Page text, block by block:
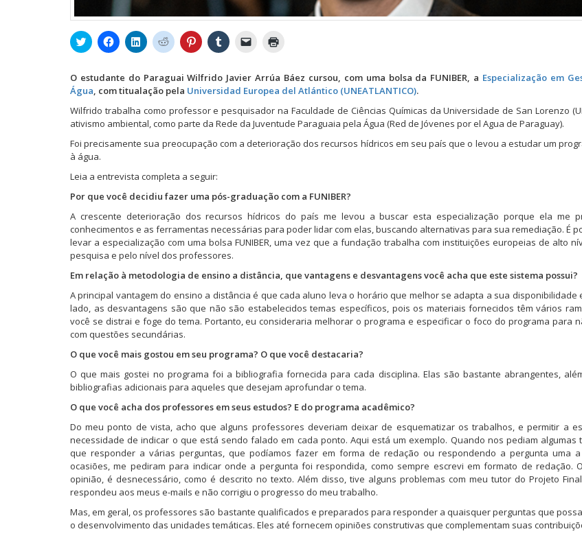
C
l
u
e
p
r
a
c
m
p
a
r
l
a
r
n
o
T
w
i
t
e
r
(
a
b
e
e
m
n
o
a
a
n
e
a
)
C
l
u
e
p
r
a
c
m
r
t
l
a
r
n
o
F
a
c
e
o
o
k
(
a
r
e
e
m
n
v
j
a
n
e
l
a
C
l
u
e
p
r
a
c
m
r
t
l
a
r
n
o
L
n
k
d
I
n
(
a
r
e
e
m
n
v
j
a
n
e
l
a
)
C
l
u
e
p
r
a
c
m
r
t
l
a
r
n
o
R
d
d
t
(
b
r
e
m
n
o
v
j
e
a
)
C
l
u
e
p
r
a
c
m
r
t
l
a
r
n
o
P
n
t
r
e
t
b
r
e
e
m
o
a
a
n
e
l
a
)
C
l
u
e
p
r
a
c
m
l
a
r
n
o
T
m
b
l
r
(
b
e
m
n
o
v
j
n
e
l
a
u
e
p
r
a
e
v
l
n
k
p
o
-
m
a
i
l
a
u
m
a
m
i
o
a
b
r
e
e
m
n
o
v
j
a
n
u
e
p
r
a
i
p
(
r
e
e
v
j
a
n
e
)
O estudante do Paraguai Wilfrido Javier Arrúa Báez cursou, com uma bolsa da FUNIBER, a Especialização em
Água, com titualação pela Universidad Europea del Atlántico (UNEATLANTICO).
Wilfrido trabalha como professor e pesquisador na Faculdade de Ciências Químicas da Universidade de San Lorenzo
ativismo ambiental, como parte da Rede da Juventude Paraguaia pela Água (Red de Jóvenes por el Agua de Paraguay).
Foi precisamente sua preocupação com a deterioração dos recursos hídricos em seu país que o levou a estudar um
à água.
Leia a entrevista completa a seguir:
Por que você decidiu fazer uma pós-graduação com a FUNIBER?
A crescente deterioração dos recursos hídricos do país me levou a buscar esta especialização porque ela me
conhecimentos e as ferramentas necessárias para poder lidar com elas, buscando alternativas para sua remediação. É
levar a especialização com uma bolsa FUNIBER, uma vez que a fundação trabalha com instituições europeias de alto
pesquisa e pelo nível dos professores.
Em relação à metodologia de ensino a distância, que vantagens e desvantagens você acha que este sistema possui?
A principal vantagem do ensino a distância é que cada aluno leva o horário que melhor se adapta a sua disponibilidade
lado, as desvantagens são que não são estabelecidos temas específicos, pois os materiais fornecidos têm vários
você se distrai e foge do tema. Portanto, eu consideraria melhorar o programa e especificar o foco do programa para
com questões secundárias.
O que você mais gostou em seu programa? O que você destacaria?
O que mais gostei no programa foi a bibliografia fornecida para cada disciplina. Elas são bastante abrangentes,
bibliografias adicionais para aqueles que desejam aprofundar o tema.
O que você acha dos professores em seus estudos? E do programa acadêmico?
Do meu ponto de vista, acho que alguns professores deveriam deixar de esquematizar os trabalhos, e permitir a
necessidade de indicar o que está sendo falado em cada ponto. Aqui está um exemplo. Quando nos pediam algumas
que responder a várias perguntas, que podíamos fazer em forma de redação ou respondendo a pergunta uma a
ocasiões, me pediram para indicar onde a pergunta foi respondida, como sempre escrevi em formato de redação.
opinião, é desnecessário, como é descrito no texto. Além disso, tive alguns problemas com meu tutor do Projeto
respondeu aos meus e-mails e não corrigiu o progresso do meu trabalho.
Mas, em geral, os professores são bastante qualificados e preparados para responder a quaisquer perguntas que
o desenvolvimento das unidades temáticas. Eles até fornecem opiniões construtivas que complementam suas